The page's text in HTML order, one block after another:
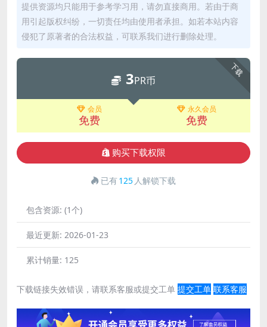
提供资源均只能用于参考学习用，请勿直接商用。若由于商
用引起版权纠纷，一切责任均由使用者承担。如若本站内容
侵犯了原著者的合法权益，可联系我们进行删除处理。
下载
3PR币
会员
免费
永久会员
免费
购买下载权限
已有125 人解锁下载
包含资源: (1个)
最近更新: 2026-01-23
累计销量: 125
下载链接失效错误，请联系客服或提交工单 提交工单 联系客服